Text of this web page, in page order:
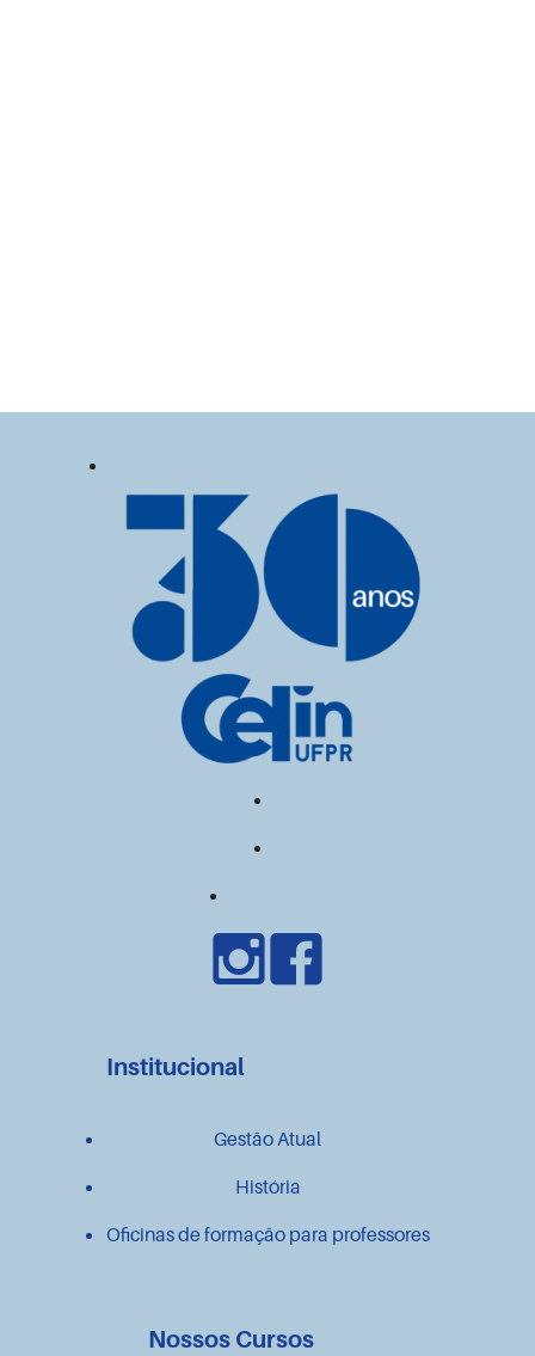
Institucional
Gestão Atual
História
Oficinas de formação para professores
Nossos Cursos